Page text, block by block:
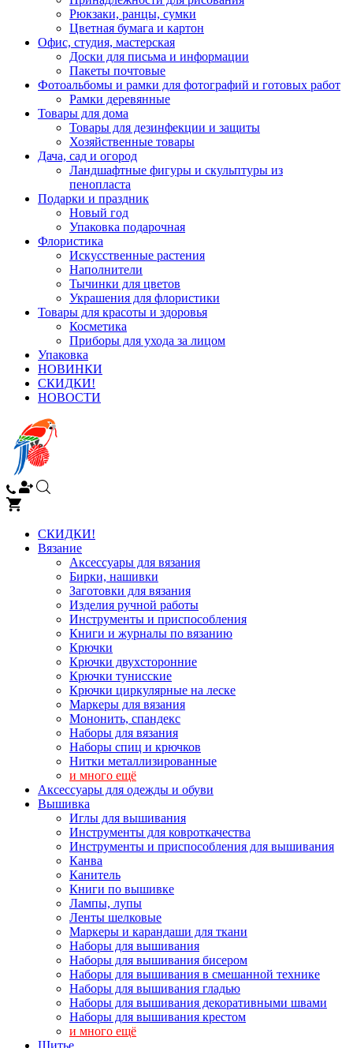
Рюкзаки, ранцы, сумки
Цветная бумага и картон
Офис, студия, мастерская
Доски для письма и информации
Пакеты почтовые
Фотоальбомы и рамки для фотографий и готовых работ
Рамки деревянные
Товары для дома
Товары для дезинфекции и защиты
Хозяйственные товары
Дача, сад и огород
Ландшафтные фигуры и скульптуры из
пенопласта
Подарки и праздник
Новый год
Упаковка подарочная
Флористика
Искусственные растения
Наполнители
Тычинки для цветов
Украшения для флористики
Товары для красоты и здоровья
Косметика
Приборы для ухода за лицом
Упаковка
НОВИНКИ
СКИДКИ!
НОВОСТИ
СКИДКИ!
Вязание
Аксессуары для вязания
Бирки, нашивки
Заготовки для вязания
Изделия ручной работы
Инструменты и приспособления
Книги и журналы по вязанию
Крючки
Крючки двухсторонние
Крючки тунисские
Крючки циркулярные на леске
Маркеры для вязания
Мононить, спандекс
Наборы для вязания
Наборы спиц и крючков
Нитки металлизированные
и много ещё
Аксессуары для одежды и обуви
Вышивка
Иглы для вышивания
Инструменты для ковроткачества
Инструменты и приспособления для вышивания
Канва
Канитель
Книги по вышивке
Лампы, лупы
Ленты шелковые
Маркеры и карандаши для ткани
Наборы для вышивания
Наборы для вышивания бисером
Наборы для вышивания в смешанной технике
Наборы для вышивания гладью
Наборы для вышивания декоративными швами
Наборы для вышивания крестом
и много ещё
Шитье